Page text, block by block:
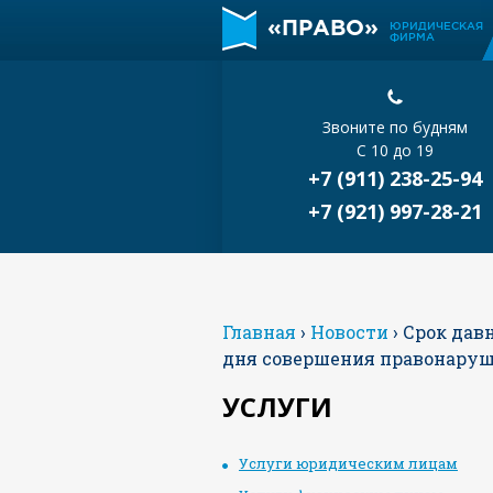
«ПРАВО»
ЮРИДИЧЕСКАЯ
ФИРМА
Звоните по будням
С 10 до 19
+7 (911) 238-25-94
+7 (921) 997-28-21
Главная › Новости › Срок
дня совершения
УСЛУГИ
Услуги юридическим лицам